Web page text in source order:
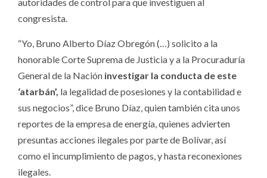
congresista.
“Yo, Bruno Alberto Díaz Obregón (…) solicito a la
honorable Corte Suprema de Justicia y a la Procuraduría
General de la Nación investigar la conducta de este
‘atarbán’, la legalidad de posesiones y la contabilidad e
sus negocios”, dice Bruno Díaz, quien también cita unos
reportes de la empresa de energía, quienes advierten
presuntas acciones ilegales por parte de Bolívar, así
como el incumplimiento de pagos, y hasta reconexiones
ilegales.